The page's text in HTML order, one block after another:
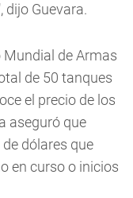
dijo Guevara.
Mundial de Armas
de 50 tanques
el precio de los
aseguró que
dólares que
en curso o inicios